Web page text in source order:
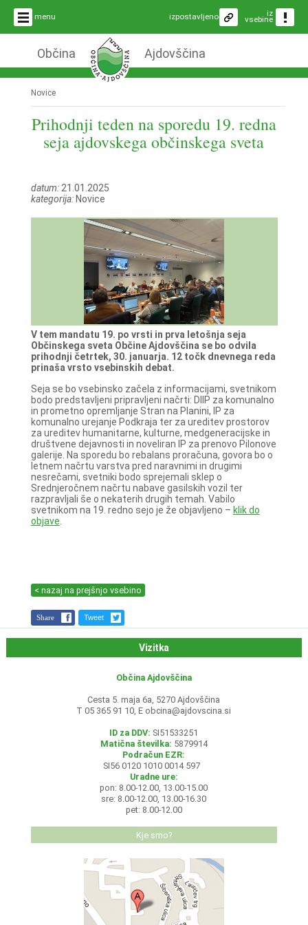
menu iz
vsebine
izpostavljeno
Občina Ajdovščina
Novice
Prihodnji teden na sporedu 19. redna
seja ajdovskega občinskega sveta
datum:21.01.2025
kategorija:Novice
V tem mandatu 19. po vrsti in prva letošnja seja
Občinskega sveta Občine Ajdovščina se bo odvila
prihodnji četrtek, 30. januarja. 12 točk dnevnega reda
prinaša vrsto vsebinskih debat.
Seja se bo vsebinsko začela z informacijami, svetnikom
bodo predstavljeni pripravljeni načrti: DIIP za komunalno
in prometno opremljanje Stran na Planini, IP za
komunalno urejanje Podkraja ter za ureditev prostorov
za ureditev humanitarne, kulturne, medgeneracijske in
društvene dejavnosti in noveliran IP za prenovo Pilonove
galerije. Na sporedu bo rebalans proračuna, govora bo o
letnem načrtu varstva pred naravnimi in drugimi
nesrečami, svetniki bodo sprejemali sklep o
Srednjeročnem načrtu nabave gasilskih vozil ter
razpravljali še o nekaterih drugih temah. Vabilo
svetnikom na 19. redno sejo je že objavljeno – klik do
objave.
< nazaj na prejšnjo vsebino
Share Tweet
Vizitka
Občina Ajdovščina
Cesta 5. maja 6a, 5270 Ajdovščina
T 05 365 91 10, E obcina@ajdovscina.si
ID za DDV: SI51533251
Matična številka: 5879914
Podračun EZR:
SI56 0120 1010 0014 597
Uradne ure:
pon: 8.00-12.00, 13.00-15.00
sre: 8.00-12.00, 13.00-16.30
pet: 8.00-12.00
Kje smo?